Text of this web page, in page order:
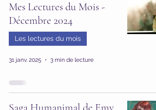
Mes Lectures du Mois -
Décembre 2024
Les lectures du mois
31 janv. 2025 3 min de lecture